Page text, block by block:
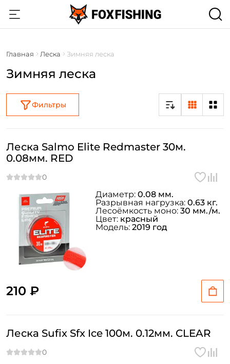
Главная Леска Зимняя леска
Зимняя леска
Фильтры
Леска Salmo Elite Redmaster 30м.
0.08мм. RED
210 ₽
Диаметр: 0.08 мм.
Разрывная нагрузка: 0.63 кг.
Лесоёмкость моно: 30 мм./м.
Цвет: красный
Модель: 2019 год
Леска Sufix Sfx Ice 100м. 0.12мм. CLEAR